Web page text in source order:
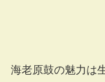
海老原鼓の魅力は